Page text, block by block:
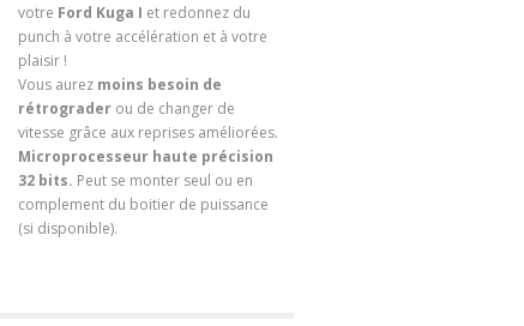
votre Ford Kuga I et redonnez du
punch à votre accélération et à votre
plaisir !
Vous aurez moins besoin de
rétrograder ou de changer de
vitesse grâce aux reprises améliorées.
Microprocesseur haute précision
32 bits. Peut se monter seul ou en
complement du boitier de puissance
(si disponible).